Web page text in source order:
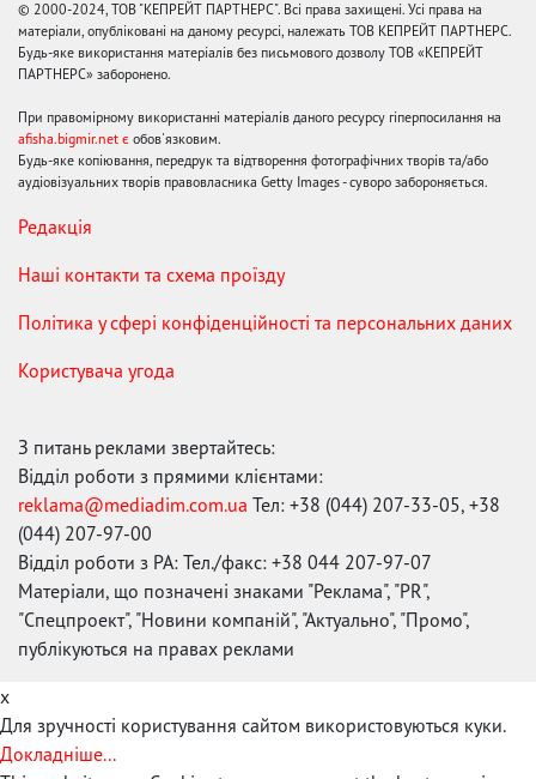
© 2000-2024, ТОВ "КЕПРЕЙТ ПАРТНЕРС". Всі права захищені. Усі права на
матеріали, опубліковані на даному ресурсі, належать ТОВ КЕПРЕЙТ ПАРТНЕРС.
Будь-яке використання матеріалів без письмового дозволу ТОВ «КЕПРЕЙТ
ПАРТНЕРС» заборонено.
При правомірному використанні матеріалів даного ресурсу гіперпосилання на
afisha.bigmir.net є обов'язковим.
Будь-яке копіювання, передрук та відтворення фотографічних творів та/або
аудіовізуальних творів правовласника Getty Images - суворо забороняється.
Редакція
Наші контакти та схема проїзду
Політика у сфері конфіденційності та персональних даних
Користувача угода
З питань реклами звертайтесь:
Відділ роботи з прямими клієнтами:
reklama@mediadim.com.ua Тел: +38 (044) 207-33-05, +38
(044) 207-97-00
Відділ роботи з РА: Тел./факс: +38 044 207-97-07
Матеріали, що позначені знаками "Реклама", "PR",
"Спецпроект", "Новини компаній", "Актуально", "Промо",
публікуються на правах реклами
x
Для зручності користування сайтом використовуються куки.
Докладніше...